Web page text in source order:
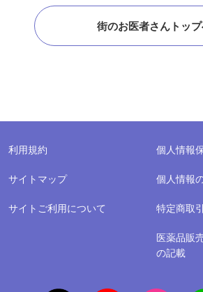
街のお医者さんトッ
利用規約 個人情報
サイトマップ 個人情報
サイトご利用について 特定商取
医薬品販
の記載